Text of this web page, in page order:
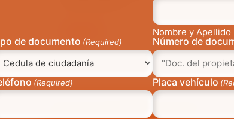
4 mayo, 2026 No hay comentarios
Nombre y Apellido
de documento (Required) Número de
(Required) Placa vehículo